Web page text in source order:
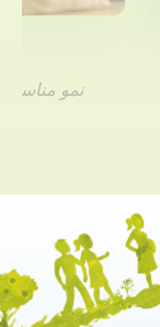
نمو مناسب